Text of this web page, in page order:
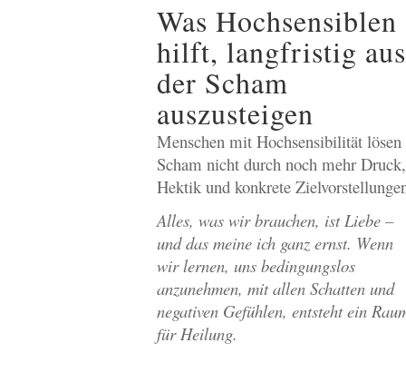
Was Hochsensiblen
hilft, langfristig aus
der Scham
auszusteigen
Menschen mit Hochsensibilität lösen
Scham nicht durch noch mehr Druck,
Hektik und konkrete
Alles, was wir brauchen, ist Liebe –
und das meine ich ganz ernst. Wenn
wir lernen, uns bedingungslos
anzunehmen, mit allen Schatten und
negativen Gefühlen, entsteht ein
für Heilung.